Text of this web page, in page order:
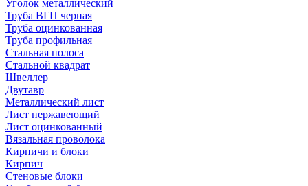
Уголок металлический
Труба ВГП черная
Труба оцинкованная
Труба профильная
Стальная полоса
Стальной квадрат
Швеллер
Двутавр
Металлический лист
Лист нержавеющий
Лист оцинкованный
Вязальная проволока
Кирпичи и блоки
Кирпич
Стеновые блоки